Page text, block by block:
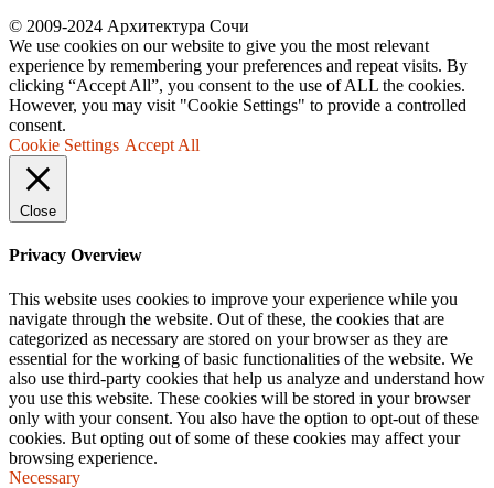
© 2009-2024 Архитектура Сочи
We use cookies on our website to give you the most relevant
experience by remembering your preferences and repeat visits. By
clicking “Accept All”, you consent to the use of ALL the cookies.
However, you may visit "Cookie Settings" to provide a controlled
consent.
Cookie Settings Accept All
Close
Privacy Overview
This website uses cookies to improve your experience while you
navigate through the website. Out of these, the cookies that are
categorized as necessary are stored on your browser as they are
essential for the working of basic functionalities of the website. We
also use third-party cookies that help us analyze and understand how
you use this website. These cookies will be stored in your browser
only with your consent. You also have the option to opt-out of these
cookies. But opting out of some of these cookies may affect your
browsing experience.
Necessary